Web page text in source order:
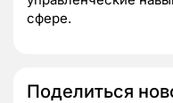
сфере.
Поделиться